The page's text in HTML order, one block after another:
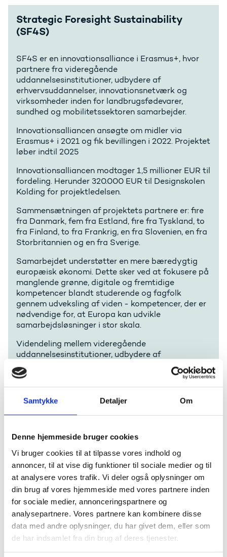
Samtykke Detaljer Om
Denne hjemmeside bruger cookies
Vi bruger cookies til at tilpasse vores indhold og
annoncer, til at vise dig funktioner til sociale medier og til
at analysere vores trafik. Vi deler også oplysninger om
din brug af vores hjemmeside med vores partnere inden
for sociale medier, annonceringspartnere og
analysepartnere. Vores partnere kan kombinere disse
data med andre oplysninger, du har givet dem, eller som
de har indsamlet fra din brug af deres tjenester.
Strategic Foresight Sustainability
(SF4S)
SF4S er en innovationsalliance i Erasmus+, hvor
partnere fra videregående
uddannelsesinstitutioner, udbydere af
erhvervsuddannelser, innovationsnetværk og
virksomheder inden for landbrugsfødevarer,
sundhed og mobilitetssektoren samarbejder.
Innovationsalliancen ansøgte om midler via
Erasmus+ i 2021 og fik bevillingen i 2022. Projektet
løber indtil 2025
Innovationsalliancen modtager 1,5 millioner EUR til
fordeling. Herunder 320.000 EUR til Designskolen
Kolding for projektledelsen.
Sammensætningen af projektets partnere er: fire
fra Danmark, fem fra Estland, fire fra Tyskland, to
fra Finland, to fra Frankrig, en fra Slovenien, en fra
Storbritannien og en fra Sverige.
Samarbejdet understøtter en mere bæredygtig
europæisk økonomi. Dette sker ved at fokusere på
manglende grønne, digitale og fremtidige
kompetencer blandt studerende og fagfolk
gennem udveksling af viden - kompetencer, der er
nødvendige for, at Europa kan udvikle
samarbejdsløsninger i stor skala.
Videndeling mellem videregående
uddannelsesinstitutioner, udbydere af
erhvervsuddannelser og industrierne er nødvendigt
for samarbejdsløsninger i stor skala og til at kunne
understøtte anbefalinger i rapporter og initiativer
såsom Green Deal, NextGenerationEU, European
Skills Agenda og OECD Future of Education and
Skills 2030.
Læs mere om projektet
Først partner og nu
projektkoordinator